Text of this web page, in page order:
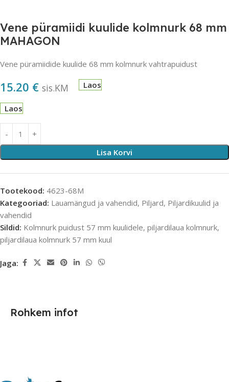
Vene püramiidi kuulide kolmnurk 68 mm
MAHAGON
Vene püramiidide kuulide 68 mm kolmnurk vahtrapuidust
15.20 € sis.KM Laos
Laos
Lisa Korvi
Tootekood: 4623-68M
Kategooriad: Lauamängud ja vahendid, Piljard, Piljardikuulid ja
vahendid
Sildid: Kolmnurk puidust 57 mm kuulidele, piljardilaua kolmnurk,
piljardilaua kolmnurk 57 mm kuul
Jaga:
Rohkem infot